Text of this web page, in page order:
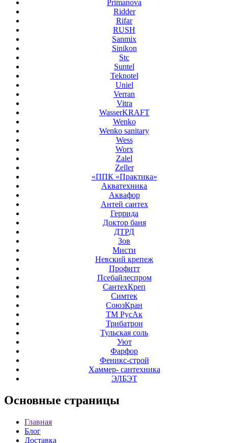
Primanova
Ridder
Rifar
RUSH
Sanmix
Sinikon
Stc
Suntel
Teknotel
Uniel
Verran
Vitra
WasserKRAFT
Wenko
Wenko sanitary
Wess
Worx
Zalel
Zeller
«ППК «Практика»
Акватехника
Аквафор
Антей сантех
Геррида
Доктор баня
ДТРД
Зов
Мисти
Невский крепеж
Профитт
Псебайлеспром
СантехКреп
Симтек
СоюзКран
ТМ РусАк
Трибатрон
Тульская соль
Уют
Фарфор
Феникс-строй
Хаммер- сантехника
ЭЛБЭТ
Основные страницы
Главная
Блог
Доставка